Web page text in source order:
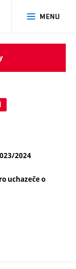
MENU
2024
uchazeče o